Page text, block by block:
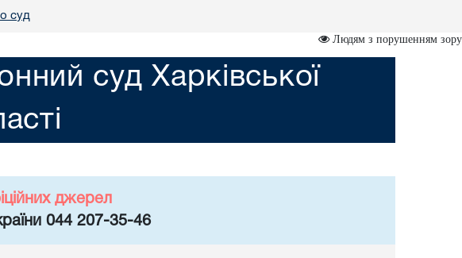
суд
Людям з порушенням зору
суд Харківської
джерел
044 207-35-46